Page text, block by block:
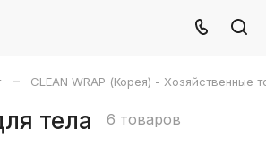
– CLEAN WRAP (Корея) - Хозяйственные
тела 6 товаров